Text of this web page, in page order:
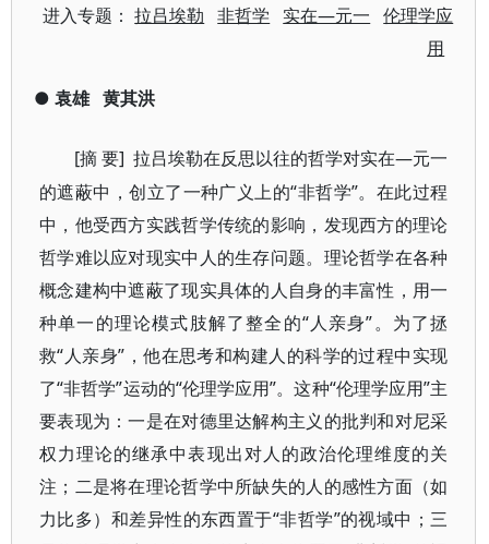
进入专题：拉吕埃勒 非哲学 实在—元一
伦理学应
用
● 袁雄 黄其洪
[摘 要]拉吕埃勒在反思以往的哲学对实在—元一
的遮蔽中，创立了一种广义上的“非哲学”。在此过程
中，他受西方实践哲学传统的影响，发现西方的理论
哲学难以应对现实中人的生存问题。理论哲学在各种
概念建构中遮蔽了现实具体的人自身的丰富性，用一
种单一的理论模式肢解了整全的“人亲身”。为了拯
救“人亲身”，他在思考和构建人的科学的过程中实现
了“非哲学”运动的“伦理学应用”。这种“伦理学应用”主
要表现为：一是在对德里达解构主义的批判和对尼采
权力理论的继承中表现出对人的政治伦理维度的关
注；二是将在理论哲学中所缺失的人的感性方面（如
力比多）和差异性的东西置于“非哲学”的视域中；三